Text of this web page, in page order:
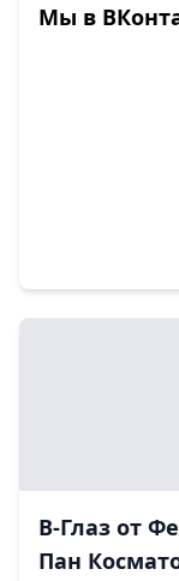
В-Глаз от
Пан
Мы в